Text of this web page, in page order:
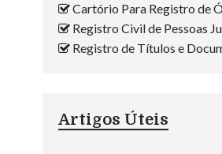
Cartório Para Registro de
Registro Civil de Pessoas
Registro de Títulos e
Artigos Úteis